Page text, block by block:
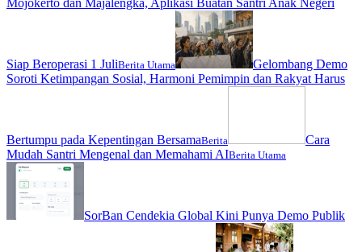
Mojokerto dan Majalengka, Aplikasi Buatan Santri Anak Negeri
Siap Beroperasi 1 JuliBerita Utama
Gelombang Demo
Soroti Ketimpangan Sosial, Harmoni Pemimpin dan Rakyat Harus
Bertumpu pada Kepentingan BersamaBerita
Cara
Mudah Santri Mengenal dan Memahami AIBerita Utama
SorBan Cendekia Global Kini Punya Demo Publik